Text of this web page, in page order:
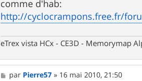
comme d'hab:
http://cyclocrampons.free.fr/
eTrex vista HCx - CE3D - Memorymap
M
par Pierre57 » 16 mai 2010, 21:50